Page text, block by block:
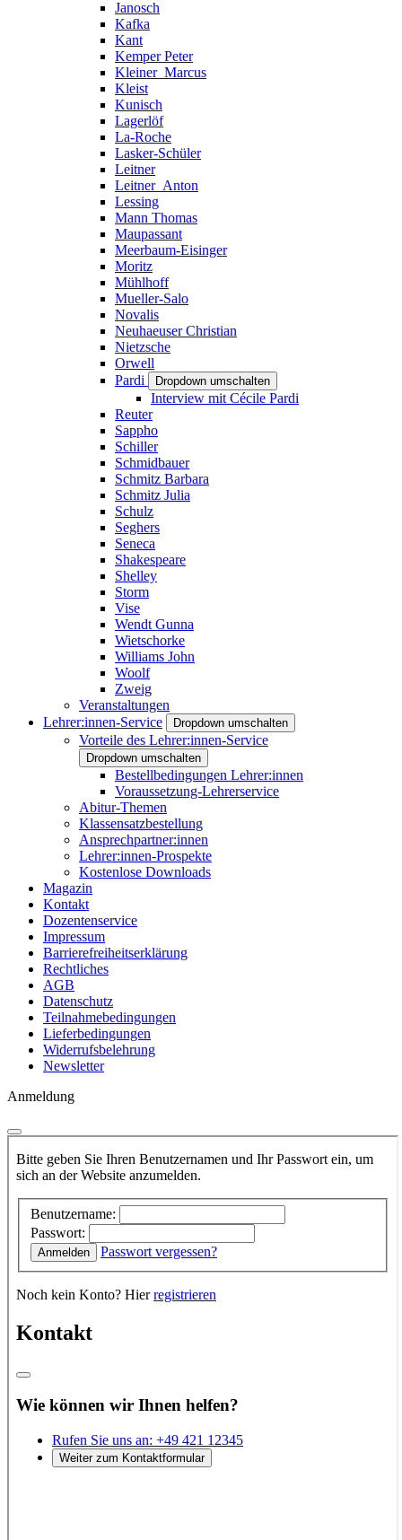
Janosch
Kafka
Kant
Kemper Peter
Kleiner_Marcus
Kleist
Kunisch
Lagerlöf
La-Roche
Lasker-Schüler
Leitner
Leitner_Anton
Lessing
Mann Thomas
Maupassant
Meerbaum-Eisinger
Moritz
Mühlhoff
Mueller-Salo
Novalis
Neuhaeuser Christian
Nietzsche
Orwell
Pardi
Dropdown umschalten
Interview mit Cécile Pardi
Reuter
Sappho
Schiller
Schmidbauer
Schmitz Barbara
Schmitz Julia
Schulz
Seghers
Seneca
Shakespeare
Shelley
Storm
Vise
Wendt Gunna
Wietschorke
Williams John
Woolf
Zweig
Veranstaltungen
Lehrer:innen-Service
Dropdown umschalten
Vorteile des Lehrer:innen-Service
Dropdown umschalten
Bestellbedingungen Lehrer:innen
Voraussetzung-Lehrerservice
Abitur-Themen
Klassensatzbestellung
Ansprechpartner:innen
Lehrer:innen-Prospekte
Kostenlose Downloads
Magazin
Kontakt
Dozentenservice
Impressum
Barrierefreiheitserklärung
Rechtliches
AGB
Datenschutz
Teilnahmebedingungen
Lieferbedingungen
Widerrufsbelehrung
Newsletter
Anmeldung